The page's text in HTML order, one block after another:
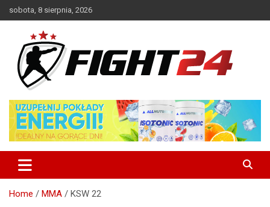
to
sobota, 8 sierpnia, 2026
FIGHT24.PL – MMA i K-1, UFC
Home MMA KSW 22